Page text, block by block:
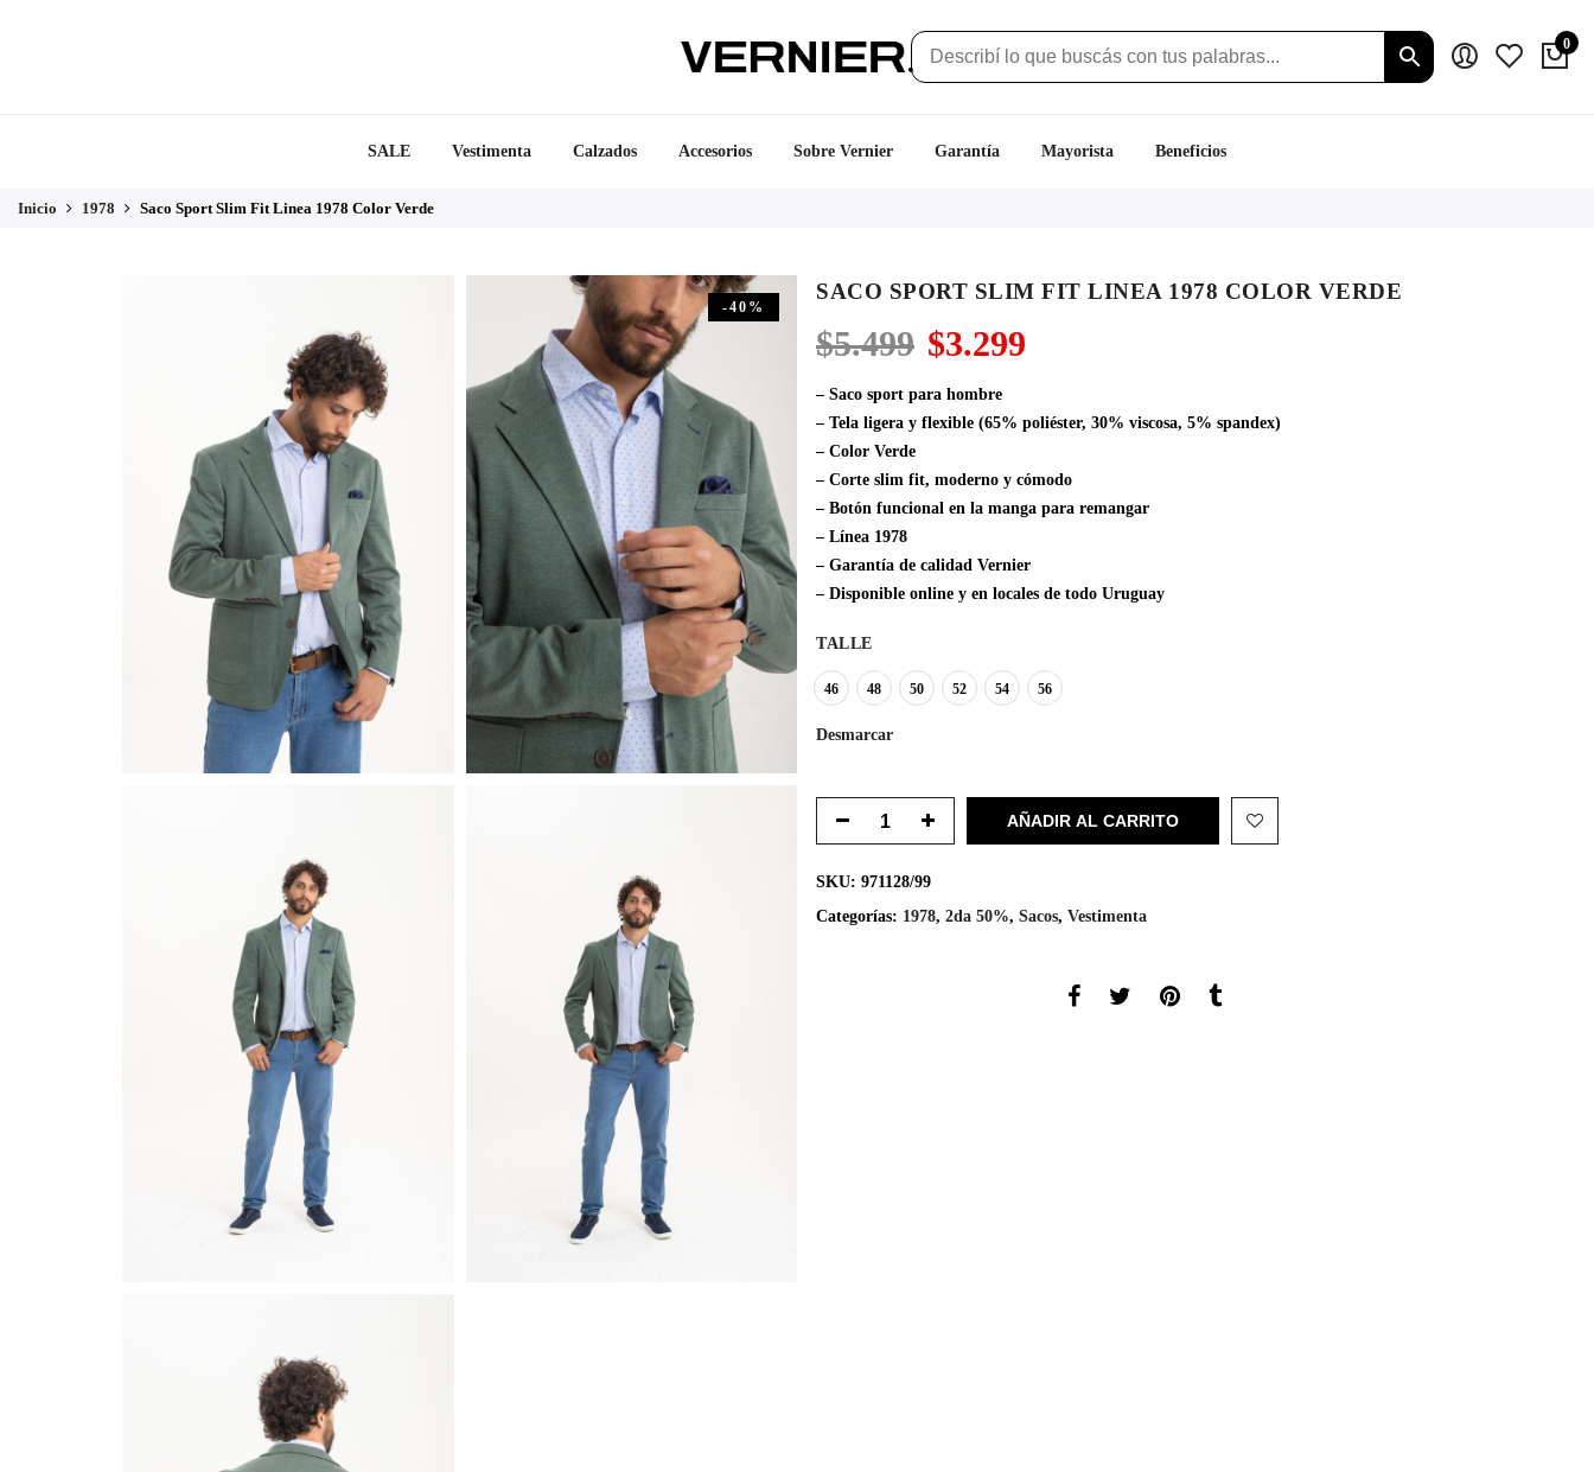
0
SALE Vestimenta Calzados Accesorios Sobre Vernier Garantía Mayorista Beneficios
Inicio 1978 Saco Sport Slim Fit Linea 1978 Color Verde
-40%
SACO SPORT SLIM FIT LINEA 1978 COLOR VERDE
$5.499 El
precio
original
era:
$3.299
es:
– Saco sport para hombre
– Tela ligera y flexible (65% poliéster, 30% viscosa, 5% spandex)
– Color Verde
– Corte slim fit, moderno y cómodo
– Botón funcional en la manga para remangar
– Línea 1978
– Garantía de calidad Vernier
– Disponible online y en locales de todo Uruguay
TALLE
46 48 50 52 54 56
Desmarcar
AÑADIR AL CARRITO
SKU: 971128/99
Categorías: 1978, 2da 50%, Sacos, Vestimenta